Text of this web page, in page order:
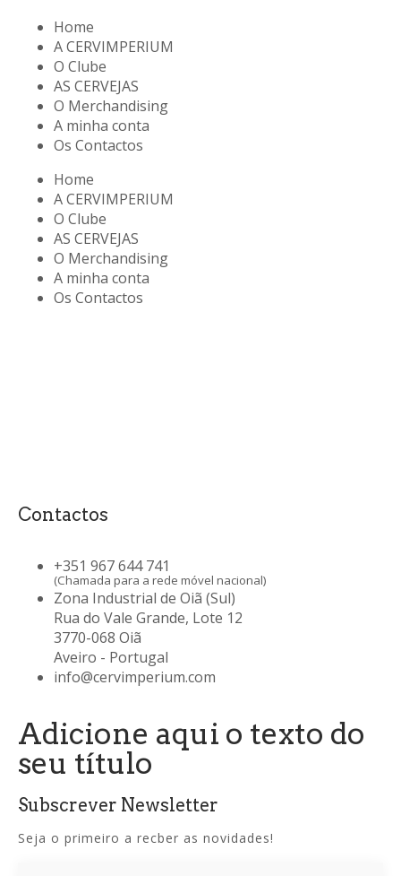
Home
A CERVIMPERIUM
O Clube
AS CERVEJAS
O Merchandising
A minha conta
Os Contactos
Home
A CERVIMPERIUM
O Clube
AS CERVEJAS
O Merchandising
A minha conta
Os Contactos
Contactos
+351 967 644 741
(Chamada para a rede móvel nacional)
Zona Industrial de Oiã (Sul)
Rua do Vale Grande, Lote 12
3770-068 Oiã
Aveiro - Portugal
info@cervimperium.com
Adicione aqui o texto do
seu título
Subscrever Newsletter
Seja o primeiro a recber as novidades!